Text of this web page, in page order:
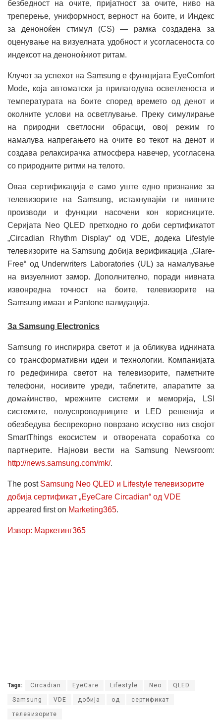
безбедност на очите, пријатност за очите, ниво на
треперење, униформност, верност на боите, и Индекс
за деноноќен стимул (CS) — рамка создадена за
оценување на визуелната удобност и усогласеноста со
индексот на деноноќниот ритам.
Клучот за успехот на Samsung е функцијата EyeComfort
Mode, која автоматски ја прилагодува осветленоста и
температурата на боите според времето од денот и
околните услови на осветлување. Преку симулирање
на природни светлосни обрасци, овој режим го
намалува напрегањето на очите во текот на денот и
создава релаксирачка атмосфера навечер, усогласена
со природните ритми на телото.
Оваа сертификација е само уште едно признание за
телевизорите на Samsung, истакнувајќи ги нивните
производи и функции насочени кон корисниците.
Серијата Neo QLED претходно го доби сертификатот
„Circadian Rhythm Display“ од VDE, додека Lifestyle
телевизорите на Samsung добија верификација „Glare-
Free“ од Underwriters Laboratories (UL) за намалување
на визуелниот замор. Дополнително, поради нивната
извонредна точност на боите, телевизорите на
Samsung имаат и Pantone валидација.
За Samsung Electronics
Samsung го инспирира светот и ја обликува иднината
со трансформативни идеи и технологии. Компанијата
го редефинира светот на телевизорите, паметните
телефони, носивите уреди, таблетите, апаратите за
домаќинство, мрежните системи и меморија, LSI
системите, полуспроводниците и LED решенија и
обезбедува беспрекорно поврзано искуство низ својот
SmartThings екосистем и отворената соработка со
партнерите. Најнови вести на Samsung Newsroom:
http://news.samsung.com/mk/.
The post Samsung Neo QLED и Lifestyle телевизорите
добија сертификат „EyeCare Circadian“ од VDE
appeared first on Marketing365.
Извор: Маркетинг365
Tags: Circadian EyeCare Lifestyle Neo QLED
Samsung VDE добија од сертификат
телевизорите